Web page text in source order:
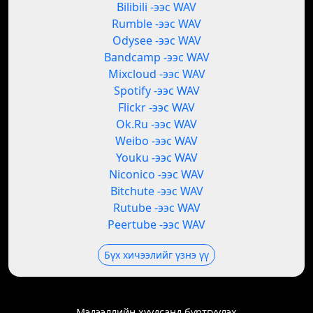
Bilibili -ээс WAV
Rumble -ээс WAV
Odysee -ээс WAV
Bandcamp -ээс WAV
Mixcloud -ээс WAV
Spotify -ээс WAV
Flickr -ээс WAV
Ok.Ru -ээс WAV
Weibo -ээс WAV
Youku -ээс WAV
Niconico -ээс WAV
Bitchute -ээс WAV
Rutube -ээс WAV
Peertube -ээс WAV
Бүх хичээлийг үзнэ үү